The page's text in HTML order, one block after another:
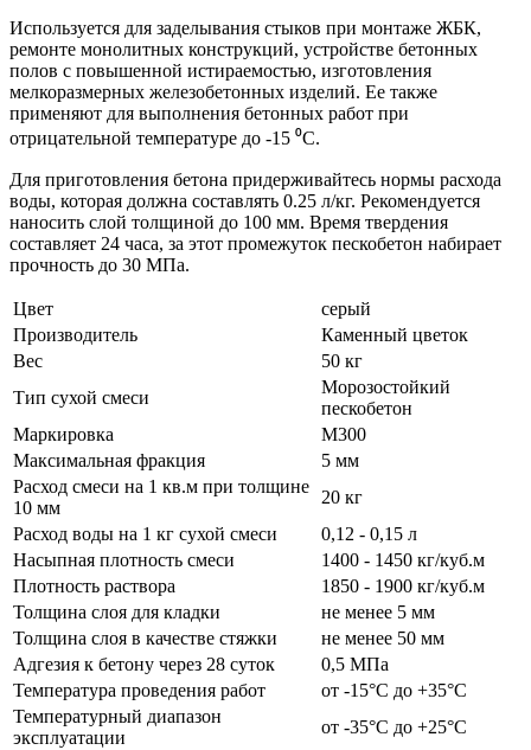
Используется для заделывания стыков при монтаже ЖБК,
ремонте монолитных конструкций, устройстве бетонных
полов с повышенной истираемостью, изготовления
мелкоразмерных железобетонных изделий. Ее также
применяют для выполнения бетонных работ при
отрицательной температуре до -15 ⁰С.
Для приготовления бетона придерживайтесь нормы расхода
воды, которая должна составлять 0.25 л/кг. Рекомендуется
наносить слой толщиной до 100 мм. Время твердения
составляет 24 часа, за этот промежуток пескобетон набирает
прочность до 30 МПа.
Цвет
серый
Производитель
Каменный цветок
Вес
50 кг
Тип сухой смеси
Морозостойкий
пескобетон
Маркировка
М300
Максимальная фракция
5 мм
Расход смеси на 1 кв.м при толщине
10 мм
20 кг
Расход воды на 1 кг сухой смеси
0,12 - 0,15 л
Насыпная плотность смеси
1400 - 1450 кг/куб.м
Плотность раствора
1850 - 1900 кг/куб.м
Толщина слоя для кладки
не менее 5 мм
Толщина слоя в качестве стяжки
не менее 50 мм
Адгезия к бетону через 28 суток
0,5 МПа
Температура проведения работ
от -15°C до +35°C
Температурный диапазон
эксплуатации
от -35°C до +25°C